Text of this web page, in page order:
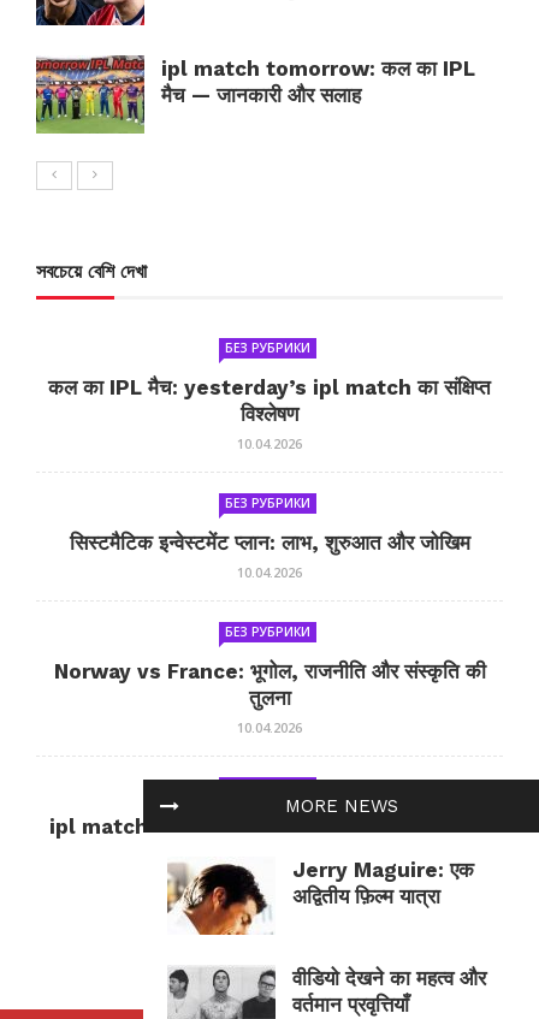
MORE NEWS
Jerry Maguire: एक
अद्वितीय फ़िल्म यात्रा
वीडियो देखने का महत्व और
वर्तमान प्रवृत्तियाँ
ipl match tomorrow: कल का IPL
मैच — जानकारी और सलाह
সবচেয়ে বেশি দেখা
БЕЗ РУБРИКИ
कल का IPL मैच: yesterday’s ipl match का संक्षिप्त
विश्लेषण
10.04.2026
БЕЗ РУБРИКИ
सिस्टमैटिक इन्वेस्टमेंट प्लान: लाभ, शुरुआत और जोखिम
10.04.2026
БЕЗ РУБРИКИ
Norway vs France: भूगोल, राजनीति और संस्कृति की
तुलना
10.04.2026
ipl match tomorrow: कल का IPL मैच — जानकारी
10.04.2026